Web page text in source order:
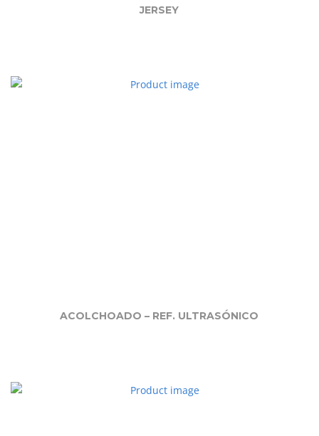
JERSEY
ACOLCHOADO – REF. ULTRASÓNICO